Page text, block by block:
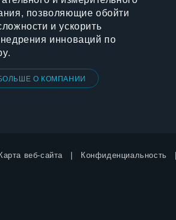
позволяющие обойти
и ускорить
инноваций по
О КОМПАНИИ
Карта веб-сайта Конфиденциальность